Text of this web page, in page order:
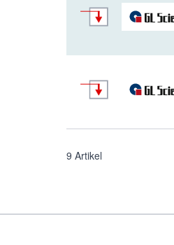
9 Artikel